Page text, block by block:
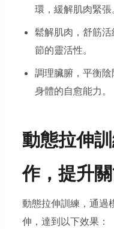
環，緩解肌肉緊張
鬆解肌肉，舒筋
節的靈活性。
調理臟腑，平衡
身體的自愈能力。
動態拉伸
作，提升
動態拉伸訓練，通過
伸，達到以下效果：